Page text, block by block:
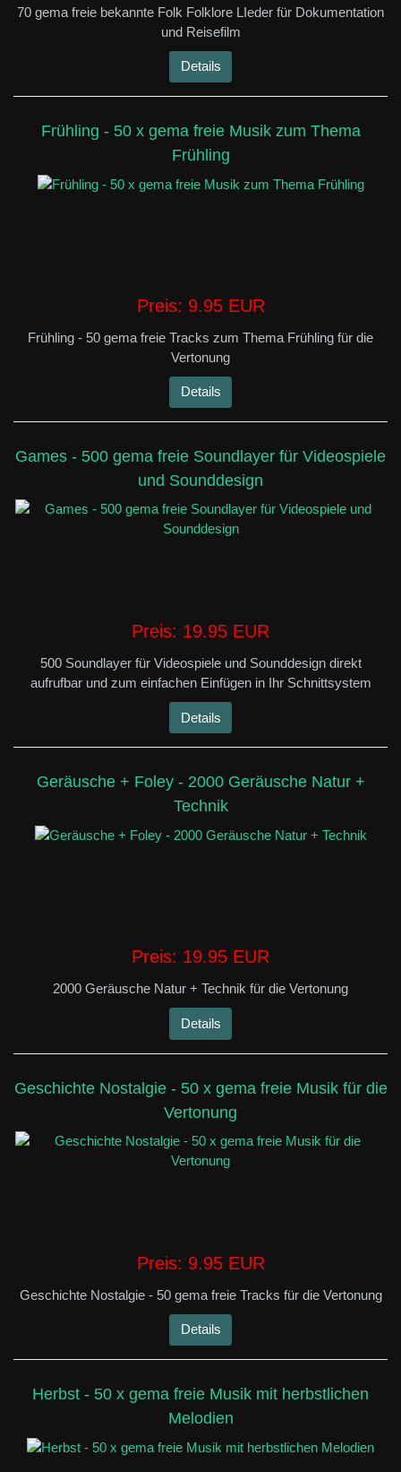
70 gema freie bekannte Folk Folklore LIeder für Dokumentation
und Reisefilm
Details
Frühling - 50 x gema freie Musik zum Thema
Frühling
Preis: 9.95 EUR
Frühling - 50 gema freie Tracks zum Thema Frühling für die
Vertonung
Details
Games - 500 gema freie Soundlayer für Videospiele
und Sounddesign
Preis: 19.95 EUR
500 Soundlayer für Videospiele und Sounddesign direkt
aufrufbar und zum einfachen Einfügen in Ihr Schnittsystem
Details
Geräusche + Foley - 2000 Geräusche Natur +
Technik
Preis: 19.95 EUR
2000 Geräusche Natur + Technik für die Vertonung
Details
Geschichte Nostalgie - 50 x gema freie Musik für die
Vertonung
Preis: 9.95 EUR
Geschichte Nostalgie - 50 gema freie Tracks für die Vertonung
Details
Herbst - 50 x gema freie Musik mit herbstlichen
Melodien